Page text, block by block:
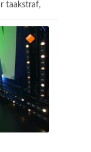
taakstraf,